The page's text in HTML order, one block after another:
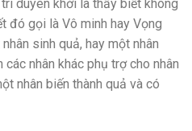
duyên khởi là thấy biết không
đó gọi là Vô minh hay Vọng
sinh quả, hay một nhân
nhân khác phụ trợ cho nhân
nhân biến thành quả và có